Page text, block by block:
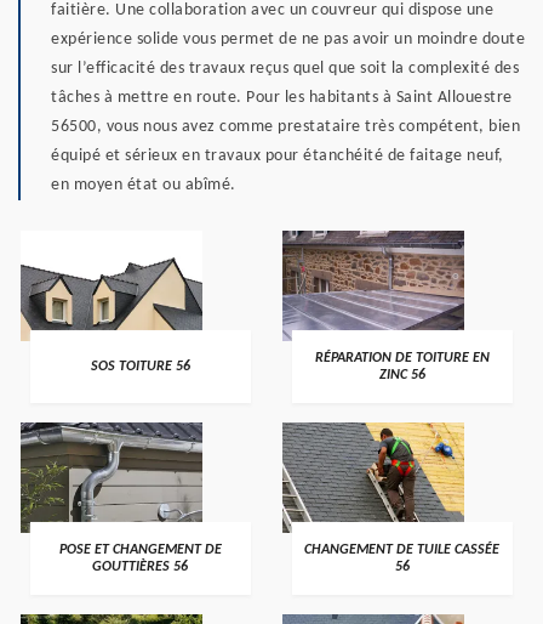
faitière. Une collaboration avec un couvreur qui dispose une
expérience solide vous permet de ne pas avoir un moindre doute
sur l’efficacité des travaux reçus quel que soit la complexité des
tâches à mettre en route. Pour les habitants à Saint Allouestre
56500, vous nous avez comme prestataire très compétent, bien
équipé et sérieux en travaux pour étanchéité de faitage neuf,
en moyen état ou abîmé.
>
SOS TOITURE 56 >
RÉPARATION DE TOITURE EN
ZINC 56
>
POSE ET CHANGEMENT DE
GOUTTIÈRES 56
>
CHANGEMENT DE TUILE CASSÉE
56